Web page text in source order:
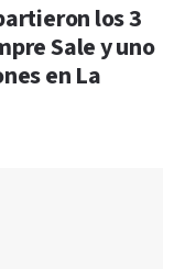
los 3
Sale y uno
en La